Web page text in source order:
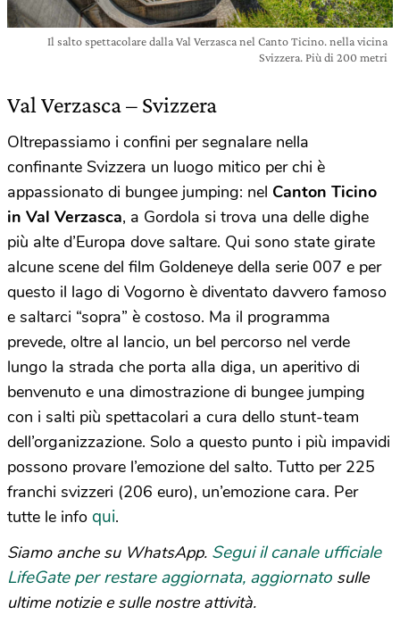
Il salto spettacolare dalla Val Verzasca nel Canto Ticino. nella vicina
Svizzera. Più di 200 metri
Val Verzasca – Svizzera
Oltrepassiamo i confini per segnalare nella
confinante Svizzera un luogo mitico per chi è
appassionato di bungee jumping: nel Canton Ticino
in Val Verzasca, a Gordola si trova una delle dighe
più alte d’Europa dove saltare. Qui sono state girate
alcune scene del film Goldeneye della serie 007 e per
questo il lago di Vogorno è diventato davvero famoso
e saltarci “sopra” è costoso. Ma il programma
prevede, oltre al lancio, un bel percorso nel verde
lungo la strada che porta alla diga, un aperitivo di
benvenuto e una dimostrazione di bungee jumping
con i salti più spettacolari a cura dello stunt-team
dell’organizzazione. Solo a questo punto i più impavidi
possono provare l’emozione del salto. Tutto per 225
franchi svizzeri (206 euro), un’emozione cara. Per
tutte le info qui.
Siamo anche su WhatsApp. Segui il canale ufficiale
LifeGate per restare aggiornata, aggiornato sulle
ultime notizie e sulle nostre attività.